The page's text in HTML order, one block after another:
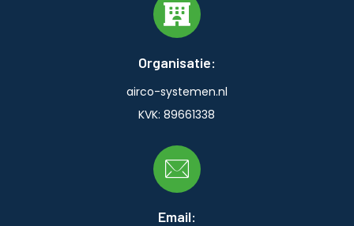
Organisatie:
airco-systemen.nl
KVK: 89661338
Email: